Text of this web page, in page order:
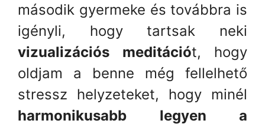
második gyermeke és továbbra is
igényli, hogy tartsak neki
vizualizációs meditációt, hogy
oldjam a benne még fellelhető
stressz helyzeteket, hogy minél
harmonikusabb legyen a